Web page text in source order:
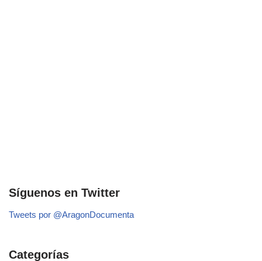
Síguenos en Twitter
Tweets por @AragonDocumenta
Categorías